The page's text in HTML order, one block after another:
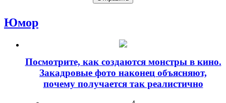
Юмор
Посмотрите, как создаются монстры в кино.
Закадровые фото наконец объясняют,
почему получается так реалистично